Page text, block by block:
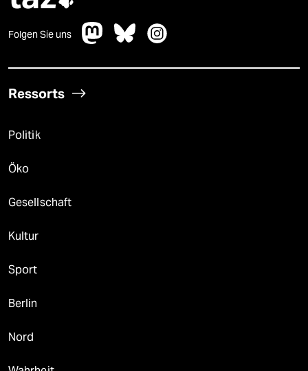
Folgen Sie uns
Ressorts
Politik
Öko
Gesellschaft
Kultur
Sport
Berlin
Nord